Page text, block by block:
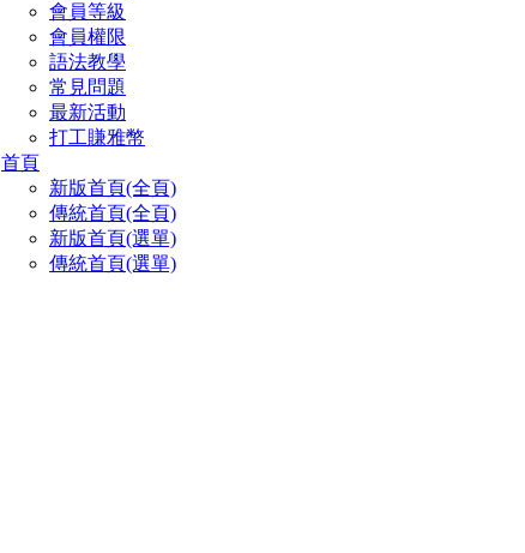
會員等級
會員權限
語法教學
常見問題
最新活動
打工賺雅幣
首頁
新版首頁(全頁)
傳統首頁(全頁)
新版首頁(選單)
傳統首頁(選單)